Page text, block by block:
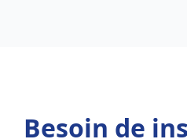
Besoin de